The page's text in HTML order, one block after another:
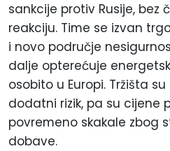
sankcije protiv Rusije, bez
reakciju. Time se izvan
i novo područje
dalje opterećuje
osobito u Europi. Tržišta
dodatni rizik, pa su cijene
povremeno skakale zbog
dobave.